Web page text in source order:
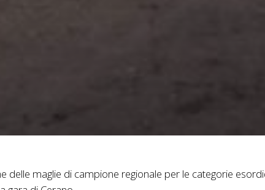
delle maglie di campione regionale per le categorie